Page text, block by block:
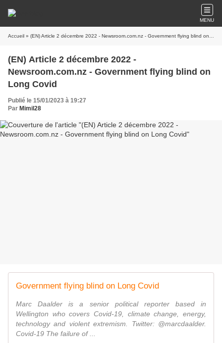
MENU
Accueil » (EN) Article 2 décembre 2022 - Newsroom.com.nz - Government flying blind on Long Covid
(EN) Article 2 décembre 2022 -
Newsroom.com.nz - Government flying blind on
Long Covid
Publié le 15/01/2023 à 19:27
Par Mimil28
Government flying blind on Long Covid
Marc Daalder is a senior political reporter based in
Wellington who covers Covid-19, climate change, energy,
technology and violent extremism. Twitter: @marcdaalder.
Covid-19 The failure of ...